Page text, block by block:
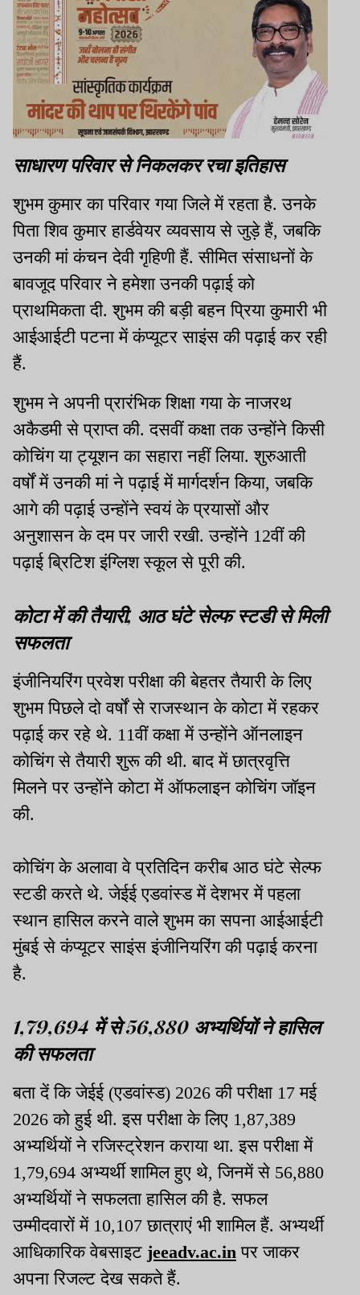
साधारण परिवार से निकलकर रचा इतिहास
शुभम कुमार का परिवार गया जिले में रहता है. उनके
पिता शिव कुमार हार्डवेयर व्यवसाय से जुड़े हैं, जबकि
उनकी मां कंचन देवी गृहिणी हैं. सीमित संसाधनों के
बावजूद परिवार ने हमेशा उनकी पढ़ाई को
प्राथमिकता दी. शुभम की बड़ी बहन प्रिया कुमारी भी
आईआईटी पटना में कंप्यूटर साइंस की पढ़ाई कर रही
हैं.
शुभम ने अपनी प्रारंभिक शिक्षा गया के नाजरथ
अकैडमी से प्राप्त की. दसवीं कक्षा तक उन्होंने किसी
कोचिंग या ट्यूशन का सहारा नहीं लिया. शुरुआती
वर्षों में उनकी मां ने पढ़ाई में मार्गदर्शन किया, जबकि
आगे की पढ़ाई उन्होंने स्वयं के प्रयासों और
अनुशासन के दम पर जारी रखी. उन्होंने 12वीं की
पढ़ाई ब्रिटिश इंग्लिश स्कूल से पूरी की.
कोटा में की तैयारी, आठ घंटे सेल्फ स्टडी से मिली
सफलता
इंजीनियरिंग प्रवेश परीक्षा की बेहतर तैयारी के लिए
शुभम पिछले दो वर्षों से राजस्थान के कोटा में रहकर
पढ़ाई कर रहे थे. 11वीं कक्षा में उन्होंने ऑनलाइन
कोचिंग से तैयारी शुरू की थी. बाद में छात्रवृत्ति
मिलने पर उन्होंने कोटा में ऑफलाइन कोचिंग जॉइन
की.
कोचिंग के अलावा वे प्रतिदिन करीब आठ घंटे सेल्फ
स्टडी करते थे. जेईई एडवांस्ड में देशभर में पहला
स्थान हासिल करने वाले शुभम का सपना आईआईटी
मुंबई से कंप्यूटर साइंस इंजीनियरिंग की पढ़ाई करना
है.
1,79,694 में से 56,880 अभ्यर्थियों ने हासिल
की सफलता
बता दें कि जेईई (एडवांस्ड) 2026 की परीक्षा 17 मई
2026 को हुई थी. इस परीक्षा के लिए 1,87,389
अभ्यर्थियों ने रजिस्ट्रेशन कराया था. इस परीक्षा में
1,79,694 अभ्यर्थी शामिल हुए थे, जिनमें से 56,880
अभ्यर्थियों ने सफलता हासिल की है. सफल
उम्मीदवारों में 10,107 छात्राएं भी शामिल हैं. अभ्यर्थी
आधिकारिक वेबसाइट jeeadv.ac.in पर जाकर
अपना रिजल्ट देख सकते हैं.